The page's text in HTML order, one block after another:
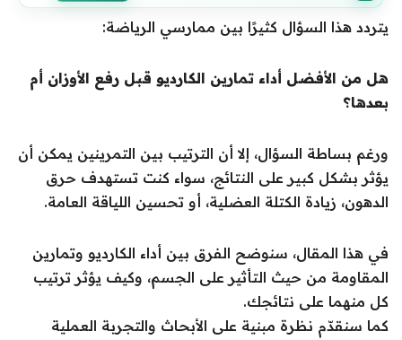
يتردد هذا السؤال كثيرًا بين ممارسي الرياضة:
هل من الأفضل أداء تمارين الكارديو قبل رفع الأوزان أم
بعدها؟
ورغم بساطة السؤال، إلا أن الترتيب بين التمرينين يمكن أن
يؤثر بشكل كبير على النتائج، سواء كنت تستهدف حرق
الدهون، زيادة الكتلة العضلية، أو تحسين اللياقة العامة.
في هذا المقال، سنوضح الفرق بين أداء الكارديو وتمارين
المقاومة من حيث التأثير على الجسم، وكيف يؤثر ترتيب
كل منهما على نتائجك.
كما سنقدّم نظرة مبنية على الأبحاث والتجربة العملية